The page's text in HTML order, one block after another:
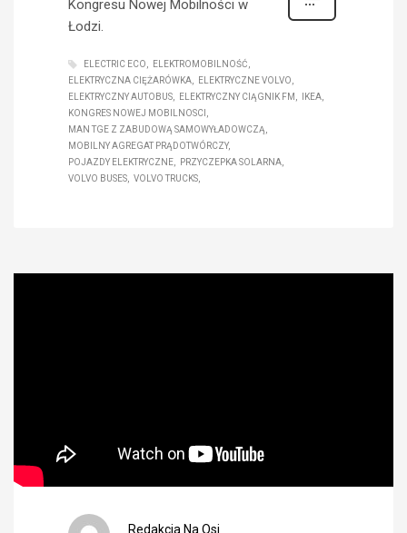
Kongresu Nowej Mobilności w
Łodzi.
ELECTRIC ECO
ELEKTROMOBILNOŚĆ
ELEKTRYCZNA CIĘŻARÓWKA
ELEKTRYCZNE VOLVO
ELEKTRYCZNY AUTOBUS
ELEKTRYCZNY CIĄGNIK FM
IKEA
KONGRES NOWEJ MOBILNOSCI
MAN TGE Z ZABUDOWĄ SAMOWYŁADOWCZĄ
MOBILNY AGREGAT PRĄDOTWÓRCZY
POJAZDY ELEKTRYCZNE
PRZYCZEPKA SOLARNA
VOLVO BUSES
VOLVO TRUCKS
Redakcja Na Osi